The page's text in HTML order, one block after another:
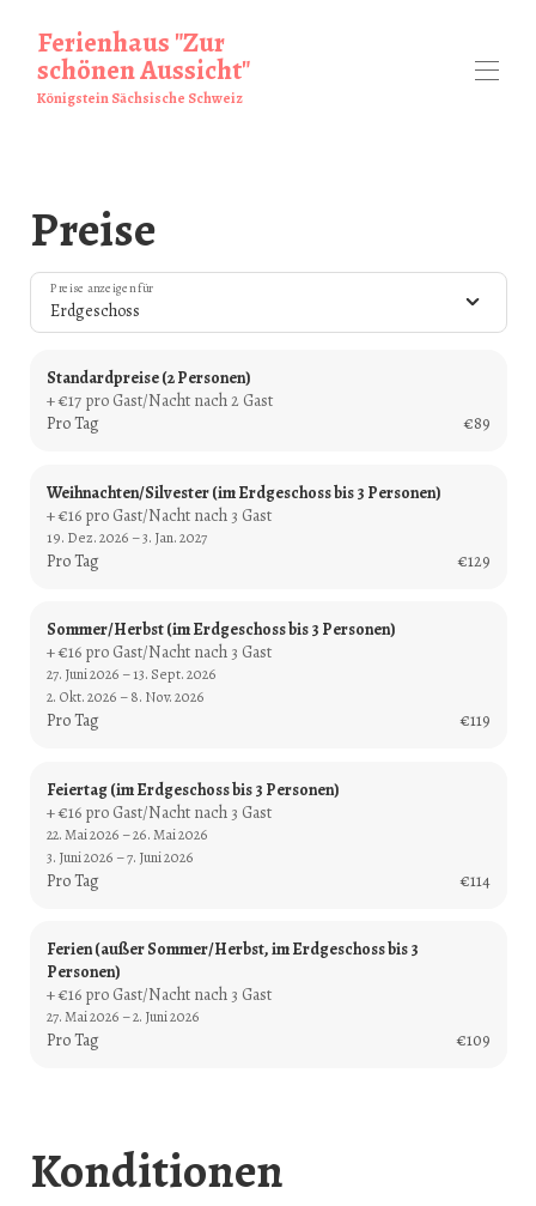
Ferienhaus "Zur
schönen Aussicht"
Königstein Sächsische Schweiz
Verfügbarkeit
Über uns
Preise
Preise anzeigen für
Erdgeschoss
Standardpreise (2 Personen)
+ €17 pro Gast/Nacht nach 2 Gast
Pro Tag
€89
Weihnachten/Silvester (im Erdgeschoss bis 3 Personen)
+ €16 pro Gast/Nacht nach 3 Gast
19. Dez. 2026 – 3. Jan. 2027
Pro Tag €129
Sommer/Herbst (im Erdgeschoss bis 3 Personen)
+ €16 pro Gast/Nacht nach 3 Gast
27. Juni 2026 – 13. Sept. 2026
2. Okt. 2026 – 8. Nov. 2026
Pro Tag €119
Feiertag (im Erdgeschoss bis 3 Personen)
+ €16 pro Gast/Nacht nach 3 Gast
22. Mai 2026 – 26. Mai 2026
3. Juni 2026 – 7. Juni 2026
Pro Tag €114
Ferien (außer Sommer/Herbst, im Erdgeschoss bis 3
Personen)
+ €16 pro Gast/Nacht nach 3 Gast
27. Mai 2026 – 2. Juni 2026
Pro Tag €109
Konditionen